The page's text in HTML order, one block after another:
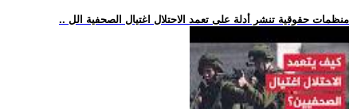
.. منظمات حقوقية تنشر أدلة على تعمد الاحتلال اغتيال الصحفية الل